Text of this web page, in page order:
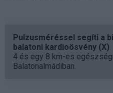
Pulzusméréssel segíti a
balatoni kardioösvény (X)
4 és egy 8 km-es
Balatonalmádiban.